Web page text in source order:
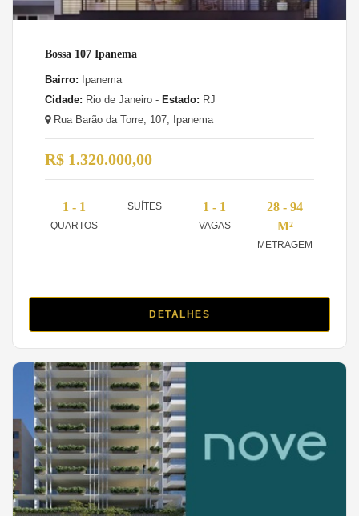
Bossa 107 Ipanema
Bairro: Ipanema
Cidade: Rio de Janeiro - Estado: RJ
Rua Barão da Torre, 107, Ipanema
R$ 1.320.000,00
1 - 1
QUARTOS
SUÍTES 1 - 1
VAGAS
28 - 94
M²
METRAGEM
DETALHES